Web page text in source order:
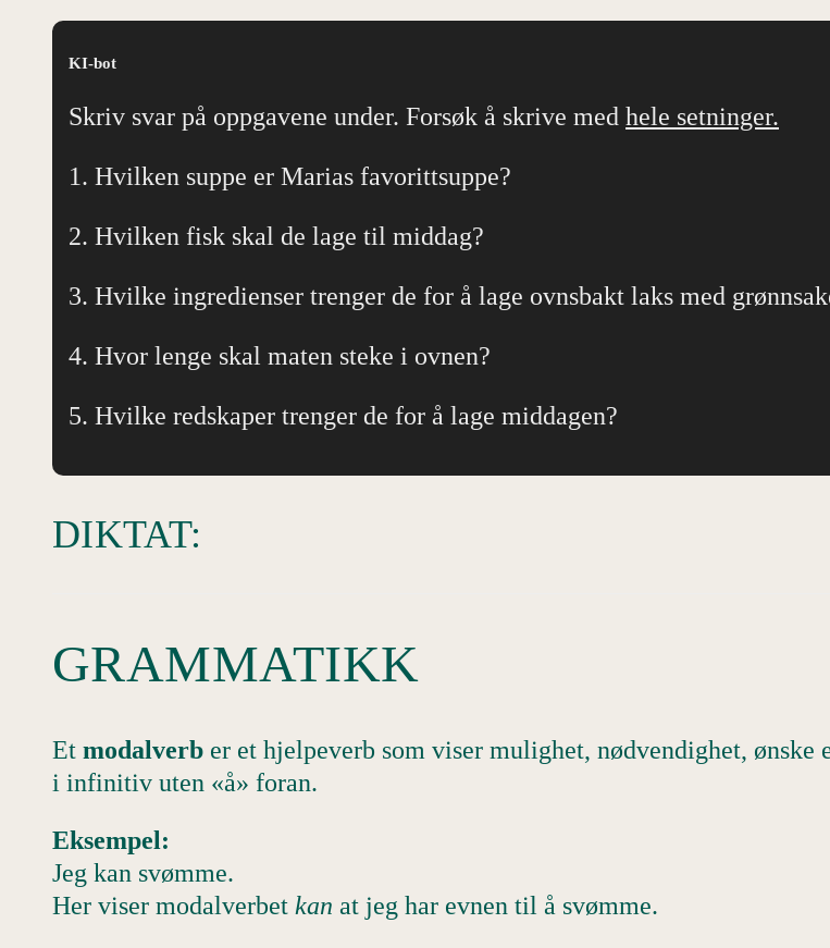
KI-bot
Skriv svar på oppgavene under. Forsøk å skrive med hele setninger.
1. Hvilken suppe er Marias favorittsuppe?
2. Hvilken fisk skal de lage til middag?
3. Hvilke ingredienser trenger de for å lage ovnsbakt laks med
4. Hvor lenge skal maten steke i ovnen?
5. Hvilke redskaper trenger de for å lage middagen?
DIKTAT:
GRAMMATIKK
Et modalverb er et hjelpeverb som viser mulighet, nødvendighet,
i infinitiv uten «å» foran.
Eksempel:
Jeg kan svømme.
Her viser modalverbet kan at jeg har evnen til å svømme.